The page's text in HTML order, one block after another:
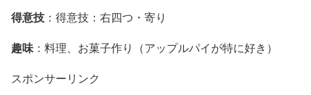
得意技 ：得意技：右四つ・寄り
趣味 ：料理、お菓子作り（アップルパイが特に好き）
スポンサーリンク